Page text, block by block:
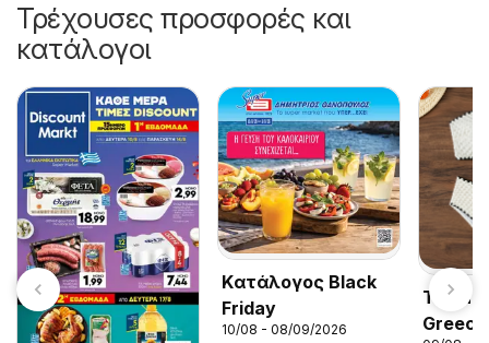
Τρέχουσες προσφορές και
κατάλογοι
Kατάλογος Black
Friday
10/08 - 08/09/2026
Temu
Greece